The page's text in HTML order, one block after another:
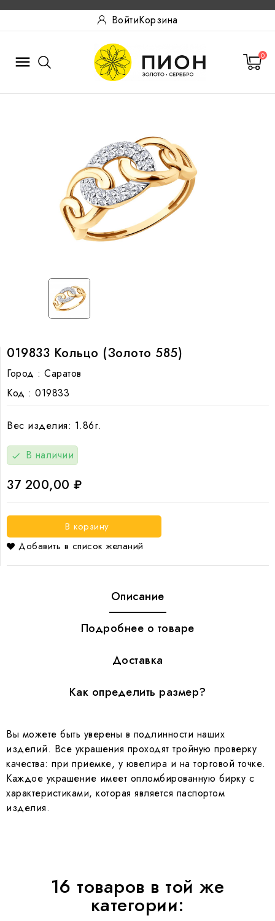
ВойтиКорзина
 0
019833 Кольцо (Золото 585)
Город : Саратов
Код : 019833
Вес изделия: 1.86г.
check В наличии
37 200,00 ₽
В корзину
Добавить в список желаний
Описание
Подробнее о товаре
Доставка
Как определить размер?
Вы можете быть уверены в подлинности наших
изделий. Все украшения проходят тройную проверку
качества: при приемке, у ювелира и на торговой точке.
Каждое украшение имеет опломбированную бирку с
характеристиками, которая является паспортом
изделия.
16 товаров в той же
категории: